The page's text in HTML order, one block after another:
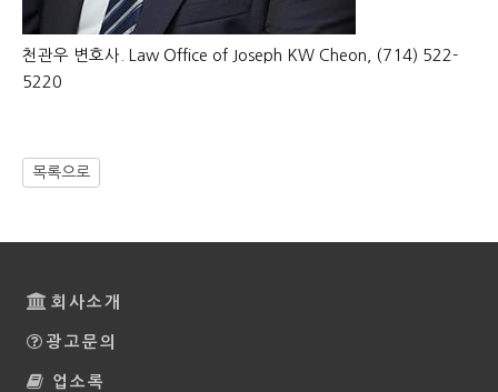
천관우 변호사. Law Office of Joseph KW Cheon, (714) 522-
5220
목록으로
회사소개
광고문의
업소록